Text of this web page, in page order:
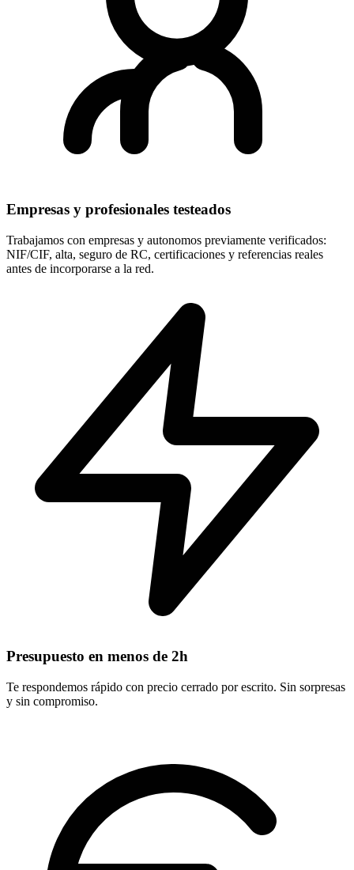
Empresas y profesionales testeados
Trabajamos con empresas y autonomos previamente verificados:
NIF/CIF, alta, seguro de RC, certificaciones y referencias reales
antes de incorporarse a la red.
Presupuesto en menos de 2h
Te respondemos rápido con precio cerrado por escrito. Sin sorpresas
y sin compromiso.